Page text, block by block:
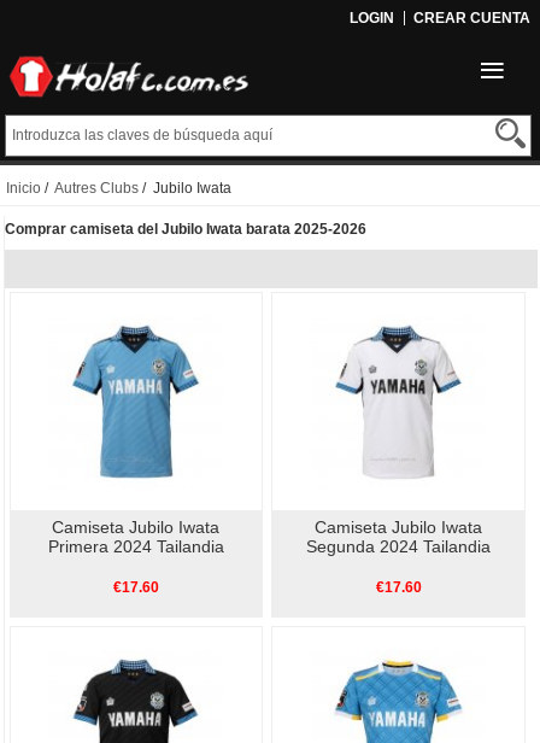
LOGIN CREAR CUENTA
Inicio / Autres Clubs / Jubilo Iwata
Comprar camiseta del Jubilo Iwata barata 2025-2026
Camiseta Jubilo Iwata
Primera 2024 Tailandia
€17.60
Camiseta Jubilo Iwata
Segunda 2024 Tailandia
€17.60